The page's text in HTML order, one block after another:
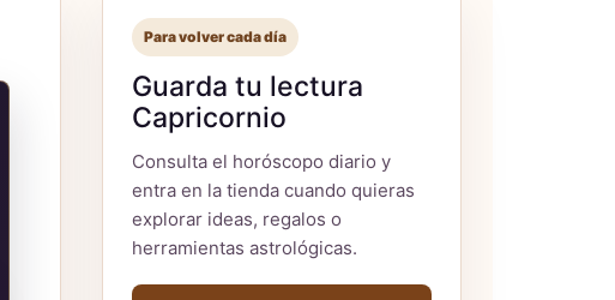
Para volver cada día
Guarda tu lectura
Capricornio
Consulta el horóscopo diario y
entra en la tienda cuando quieras
explorar ideas, regalos o
herramientas astrológicas.